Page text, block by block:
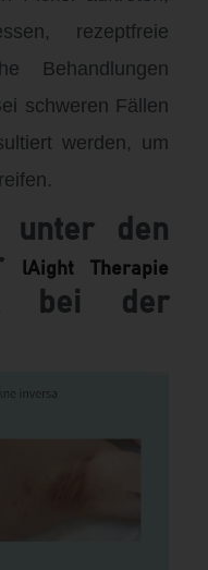
rezeptfreie
Behandlungen
schweren Fällen
werden, um
unter den
lAight Therapie
bei der